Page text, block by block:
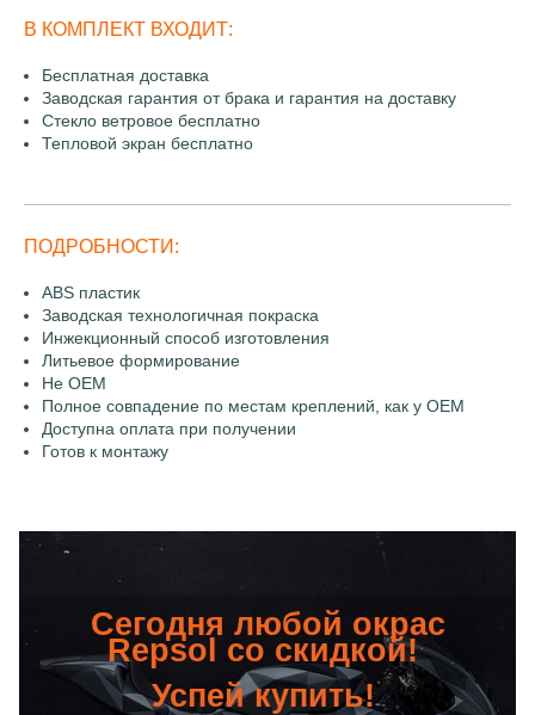
В КОМПЛЕКТ ВХОДИТ:
Бесплатная доставка
Заводская гарантия от брака и гарантия на доставку
Стекло ветровое бесплатно
Тепловой экран бесплатно
ПОДРОБНОСТИ:
ABS пластик
Заводская технологичная покраска
Инжекционный способ изготовления
Литьевое формирование
Не OEM
Полное совпадение по местам креплений, как у OEM
Доступна оплата при получении
Готов к монтажу
Сегодня любой окрас
Repsol со скидкой!
Успей купить!